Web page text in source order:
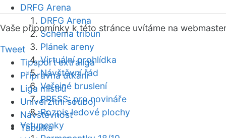
DRFG Arena
DRFG Arena
Schéma tribun
Plánek areny
Virtuální prohlídka
Návštěvní řád
Veřejné bruslení
PRESS: pro novináře
Rozpis ledové plochy
Vstupenky
Vaše připomínky k této stránce uvítáme na webmaster
Tweet
Tipsport extraliga
Přípravná utkání
Liga mistrů
Univerzitní souboj
Návštěvnost
Tabulka